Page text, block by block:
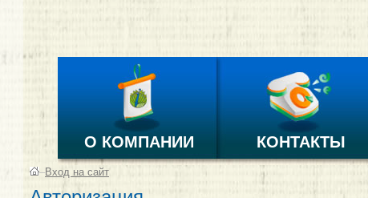
О КОМПАНИИ КОНТАКТЫ
–Вход на сайт